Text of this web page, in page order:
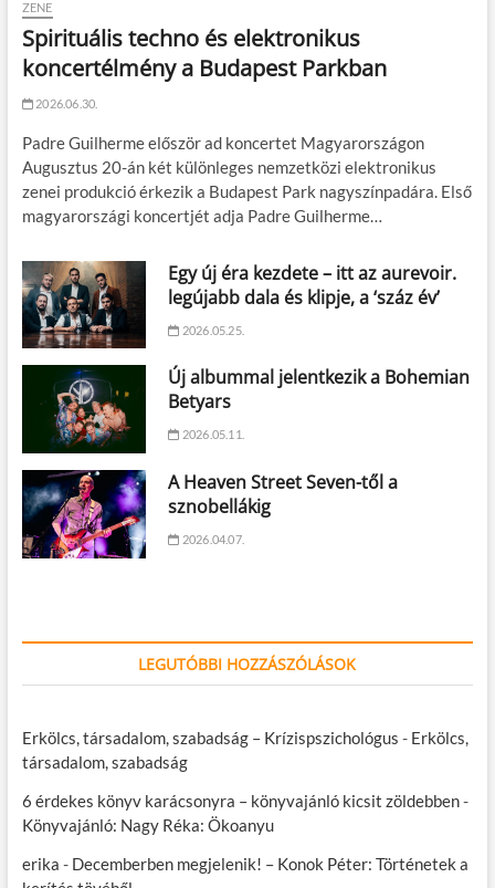
ZENE
Spirituális techno és elektronikus
koncertélmény a Budapest Parkban
2026.06.30.
Padre Guilherme először ad koncertet Magyarországon
Augusztus 20-án két különleges nemzetközi elektronikus
zenei produkció érkezik a Budapest Park nagyszínpadára. Első
magyarországi koncertjét adja Padre Guilherme…
Egy új éra kezdete – itt az aurevoir.
legújabb dala és klipje, a ‘száz év’
2026.05.25.
Új albummal jelentkezik a Bohemian
Betyars
2026.05.11.
A Heaven Street Seven-től a
sznobellákig
2026.04.07.
LEGUTÓBBI HOZZÁSZÓLÁSOK
Erkölcs, társadalom, szabadság – Krízispszichológus - Erkölcs,
társadalom, szabadság
6 érdekes könyv karácsonyra – könyvajánló kicsit zöldebben-
Könyvajánló: Nagy Réka: Ökoanyu
erika - Decemberben megjelenik! – Konok Péter: Történetek a